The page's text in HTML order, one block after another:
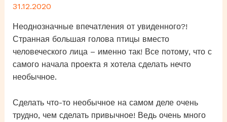
31.12.2020
Неоднозначные впечатления от увиденного?!
Странная большая голова птицы вместо
человеческого лица – именно так! Все потому, что с
самого начала проекта я хотела сделать нечто
необычное.
Сделать что-то необычное на самом деле очень
трудно, чем сделать привычное! Ведь очень много